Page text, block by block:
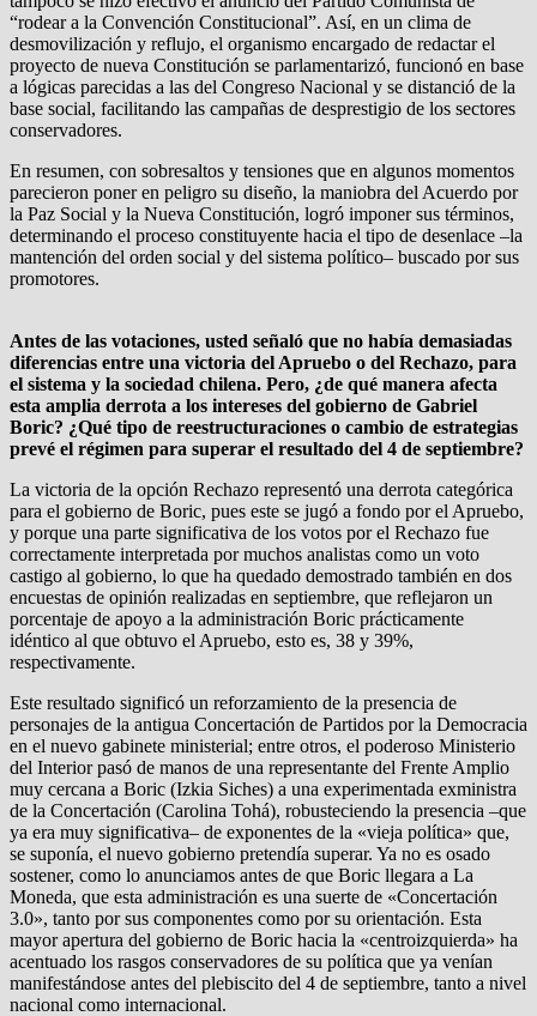
“rodear a la Convención Constitucional”. Así, en un clima de
desmovilización y reflujo, el organismo encargado de redactar el
proyecto de nueva Constitución se parlamentarizó, funcionó en base
a lógicas parecidas a las del Congreso Nacional y se distanció de la
base social, facilitando las campañas de desprestigio de los sectores
conservadores.
En resumen, con sobresaltos y tensiones que en algunos momentos
parecieron poner en peligro su diseño, la maniobra del Acuerdo por
la Paz Social y la Nueva Constitución, logró imponer sus términos,
determinando el proceso constituyente hacia el tipo de desenlace –la
mantención del orden social y del sistema político– buscado por sus
promotores.
Antes de las votaciones, usted señaló que no había demasiadas
diferencias entre una victoria del Apruebo o del Rechazo, para
el sistema y la sociedad chilena. Pero, ¿de qué manera afecta
esta amplia derrota a los intereses del gobierno de Gabriel
Boric? ¿Qué tipo de reestructuraciones o cambio de estrategias
prevé el régimen para superar el resultado del 4 de septiembre?
La victoria de la opción Rechazo representó una derrota categórica
para el gobierno de Boric, pues este se jugó a fondo por el Apruebo,
y porque una parte significativa de los votos por el Rechazo fue
correctamente interpretada por muchos analistas como un voto
castigo al gobierno, lo que ha quedado demostrado también en dos
encuestas de opinión realizadas en septiembre, que reflejaron un
porcentaje de apoyo a la administración Boric prácticamente
idéntico al que obtuvo el Apruebo, esto es, 38 y 39%,
respectivamente.
Este resultado significó un reforzamiento de la presencia de
personajes de la antigua Concertación de Partidos por la Democracia
en el nuevo gabinete ministerial; entre otros, el poderoso Ministerio
del Interior pasó de manos de una representante del Frente Amplio
muy cercana a Boric (Izkia Siches) a una experimentada exministra
de la Concertación (Carolina Tohá), robusteciendo la presencia –que
ya era muy significativa– de exponentes de la «vieja política» que,
se suponía, el nuevo gobierno pretendía superar. Ya no es osado
sostener, como lo anunciamos antes de que Boric llegara a La
Moneda, que esta administración es una suerte de «Concertación
3.0», tanto por sus componentes como por su orientación. Esta
mayor apertura del gobierno de Boric hacia la «centroizquierda» ha
acentuado los rasgos conservadores de su política que ya venían
manifestándose antes del plebiscito del 4 de septiembre, tanto a nivel
nacional como internacional.